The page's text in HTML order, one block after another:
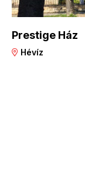
Prestige Ház
Hévíz